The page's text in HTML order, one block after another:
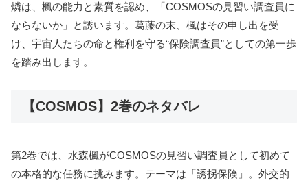
燐は、楓の能力と素質を認め、「COSMOSの見習い調査員に
ならないか」と誘います。葛藤の末、楓はその申し出を受
け、宇宙人たちの命と権利を守る“保険調査員”としての第一歩
を踏み出します。
【COSMOS】2巻のネタバレ
第2巻では、水森楓がCOSMOSの見習い調査員として初めて
の本格的な任務に挑みます。テーマは「誘拐保険」。外交的